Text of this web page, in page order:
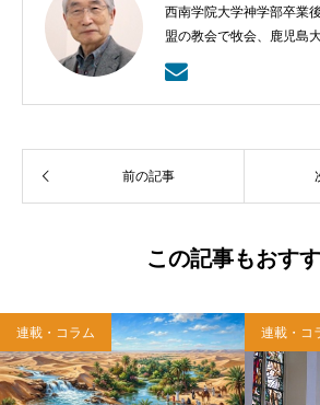
西南学院大学神学部卒業
盟の教会で牧会、鹿児島
クの神学の学びから、鹿
も教える。日本バプテス
本バプテスト連盟常務理
前の記事
この記事もおす
連載・コラム 連載・コ